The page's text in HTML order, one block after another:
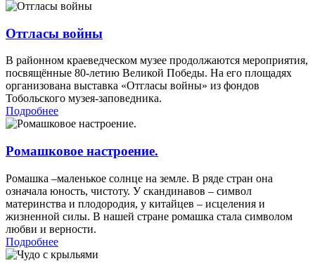
Отгласы войны
В районном краеведческом музее продолжаются мероприятия,
посвящённые 80-летию Великой Победы. На его площадях
организована выставка «Отгласы войны» из фондов
Тобольского музея-заповедника.
Подробнее
Ромашковое настроение.
Ромашка –маленькое солнце на земле. В ряде стран она
означала юность, чистоту. У скандинавов – символ
материнства и плодородия, у китайцев – исцеления и
жизненной силы. В нашей стране ромашка стала символом
любви и верности.
Подробнее